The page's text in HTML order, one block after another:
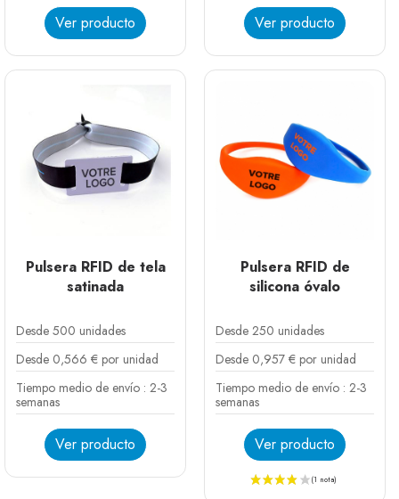
asociaciones, aseguran el acceso seguro a las
instalaciones y la gestión de programas de fidelidad.
Ver producto Ver producto
Pulsera RFID de tela
satinada
Desde 500 unidades
Desde 0,566 € por unidad
Tiempo medio de envío : 2-3
semanas
Ver producto
Pulsera RFID de
silicona óvalo
Desde 250 unidades
Desde 0,957 € por unidad
Tiempo medio de envío : 2-3
semanas
Ver producto